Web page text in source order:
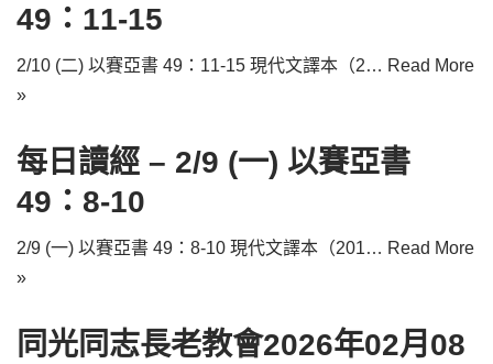
49：11-15
2/10 (二) 以賽亞書 49：11-15 現代文譯本（2… Read More
»
每日讀經 – 2/9 (一) 以賽亞書
49：8-10
2/9 (一) 以賽亞書 49：8-10 現代文譯本（201… Read More
»
同光同志長老教會2026年02月08